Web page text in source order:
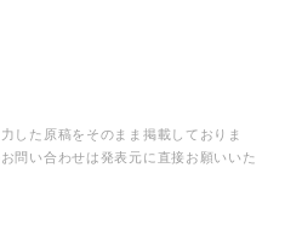
した原稿をそのまま掲載しておりま
問い合わせは発表元に直接お願いいた